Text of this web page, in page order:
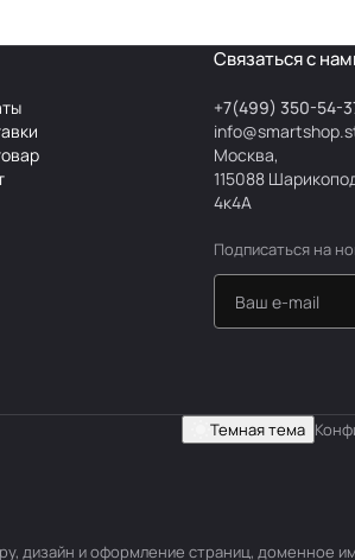
Связаться с
+7(499) 350-54-
Москва,
115088
4к4А
Подписаться на
Темная тема
дизайн и оформление страниц, доменное